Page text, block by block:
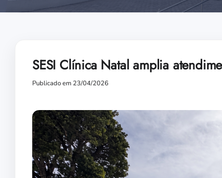
SESI Clínica Natal amplia
Publicado em 23/04/2026